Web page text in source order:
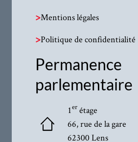
>Mentions légales
>Politique de confidentialité
Permanence
parlementaire
1erétage
66, rue de la gare
62300 Lens